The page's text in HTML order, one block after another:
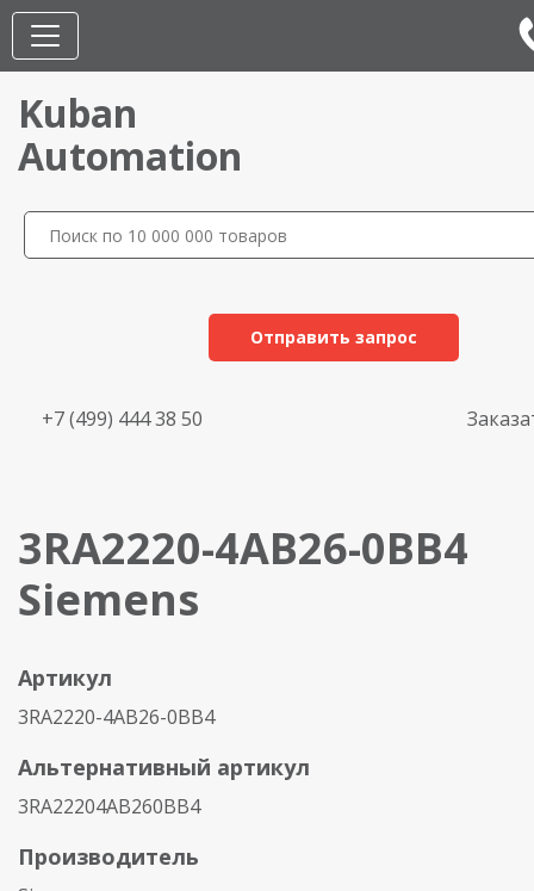
Kuban
Automation
Отправить запрос
+7 (499) 444 38 50
3RA2220-4AB26-0BB4
Siemens
Артикул
3RA2220-4AB26-0BB4
Альтернативный артикул
3RA22204AB260BB4
Производитель